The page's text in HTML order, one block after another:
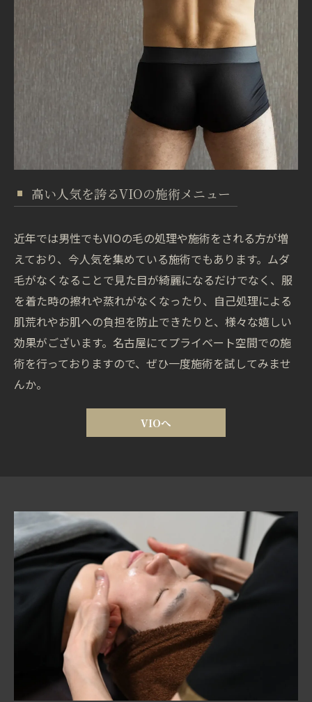
高い人気を誇るVIOの施術メニュー
近年では男性でもVIOの毛の処理や施術をされる方が増
えており、今人気を集めている施術でもあります。ムダ
毛がなくなることで見た目が綺麗になるだけでなく、服
を着た時の擦れや蒸れがなくなったり、自己処理による
肌荒れやお肌への負担を防止できたりと、様々な嬉しい
効果がございます。名古屋にてプライベート空間での施
術を行っておりますので、ぜひ一度施術を試してみませ
んか。
VIOへ